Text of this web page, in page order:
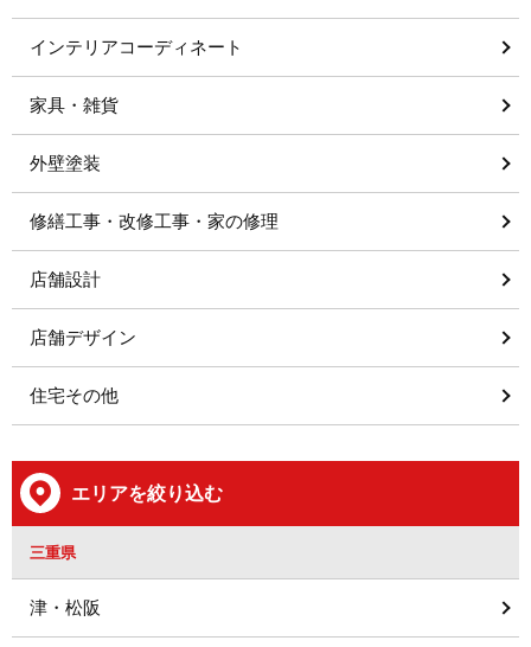
インテリアコーディネート
家具・雑貨
外壁塗装
修繕工事・改修工事・家の修理
店舗設計
店舗デザイン
住宅その他
エリアを絞り込む
三重県
津・松阪